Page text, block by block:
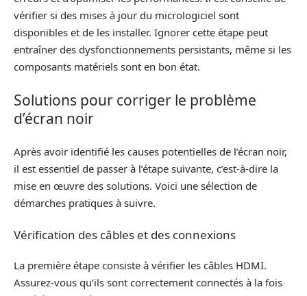
vérifier si des mises à jour du micrologiciel sont
disponibles et de les installer. Ignorer cette étape peut
entraîner des dysfonctionnements persistants, même si les
composants matériels sont en bon état.
Solutions pour corriger le problème
d’écran noir
Après avoir identifié les causes potentielles de l’écran noir,
il est essentiel de passer à l’étape suivante, c’est-à-dire la
mise en œuvre des solutions. Voici une sélection de
démarches pratiques à suivre.
Vérification des câbles et des connexions
La première étape consiste à vérifier les câbles HDMI.
Assurez-vous qu’ils sont correctement connectés à la fois